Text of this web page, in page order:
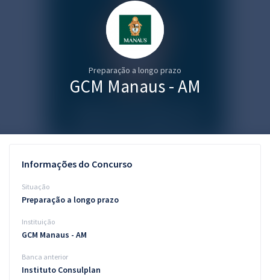
Questões grátis
Blog
Aprovados
Preparação a longo prazo
GCM Manaus - AM
Informações do Concurso
Situação
Preparação a longo prazo
Instituição
GCM Manaus - AM
Banca anterior
Instituto Consulplan